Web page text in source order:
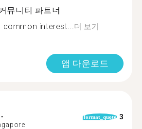
뮤니티 파트너
common interest...더 보기
앱 다운로드
format_quote 3